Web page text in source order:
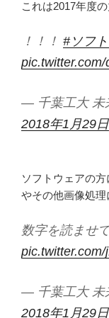
これは2017年度の
！！！ #ソフ
— 千葉工大 未
2018年1月29日
ソフトウェアの
やその他画像処理
数字を読ませ
— 千葉工大 未
2018年1月29日